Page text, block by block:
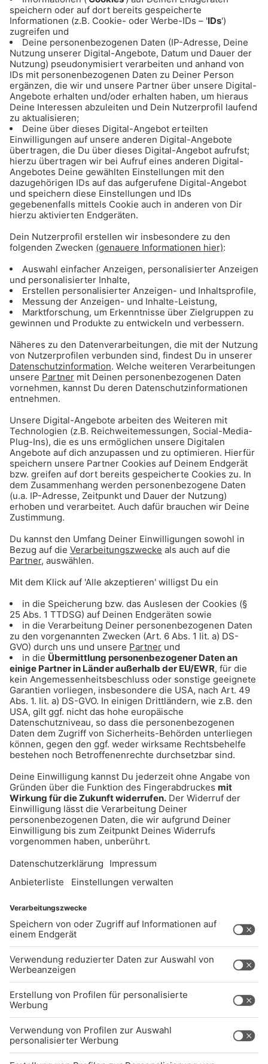
Theatersaal
VORSTELLUNGSZEITEN
Dienstag - Freitag: 19:30 Uhr
Samstag: 15:00 Uhr und 19:30 Uhr
Sonntag: 14:30 Uhr und 19:00 Uhr
ZUM TICKETSHOP
Weitere Informationen, Termine und Tickets:
deutsches-theater.de
Das könnte dich auch
interessieren
Aktionen & Events von Gong 96.3
Unsere Gong-Aktionen und die heißesten
Events der Stadt: Sei dabei!
UNTERNEHMEN
Kontakt
Jobs
Sendeempfang
Über uns